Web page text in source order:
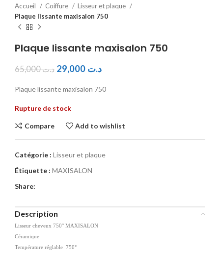
Accueil Coiffure
Lisseur et plaque
Plaque lissante maxisalon 750
Plaque lissante maxisalon 750
د.ت65,000 د.ت
Plaque lissante maxisalon 750
Rupture de stock
Compare Add to wishlist
Catégorie : Lisseur et plaque
Étiquette : MAXISALON
Share:
Description
Lisseur cheveux 750° MAXISALON
Céramique
Température réglable 750°